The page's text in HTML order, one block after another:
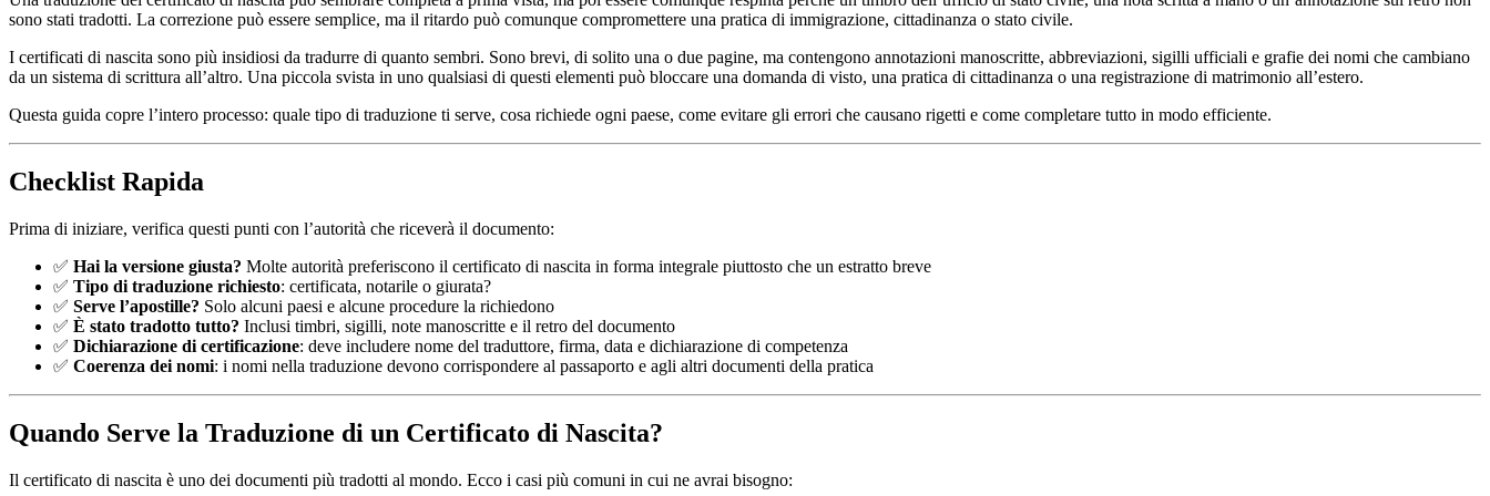
sono stati tradotti. La correzione può essere semplice, ma il ritardo può comunque compromettere una pratica di immigrazione, cittadinanza o stato civile.
I certificati di nascita sono più insidiosi da tradurre di quanto sembri. Sono brevi, di solito una o due pagine, ma contengono annotazioni manoscritte, abbreviazioni, sigilli ufficiali e grafie dei nomi che cambiano
da un sistema di scrittura all’altro. Una piccola svista in uno qualsiasi di questi elementi può bloccare una domanda di visto, una pratica di cittadinanza o una registrazione di matrimonio all’estero.
Questa guida copre l’intero processo: quale tipo di traduzione ti serve, cosa richiede ogni paese, come evitare gli errori che causano rigetti e come completare tutto in modo efficiente.
Checklist Rapida
Prima di iniziare, verifica questi punti con l’autorità che riceverà il documento:
✅ Hai la versione giusta? Molte autorità preferiscono il certificato di nascita in forma integrale piuttosto che un estratto breve
✅ Tipo di traduzione richiesto: certificata, notarile o giurata?
✅ Serve l’apostille? Solo alcuni paesi e alcune procedure la richiedono
✅ È stato tradotto tutto? Inclusi timbri, sigilli, note manoscritte e il retro del documento
✅ Dichiarazione di certificazione: deve includere nome del traduttore, firma, data e dichiarazione di competenza
✅ Coerenza dei nomi: i nomi nella traduzione devono corrispondere al passaporto e agli altri documenti della pratica
Quando Serve la Traduzione di un Certificato di Nascita?
Il certificato di nascita è uno dei documenti più tradotti al mondo. Ecco i casi più comuni in cui ne avrai bisogno: